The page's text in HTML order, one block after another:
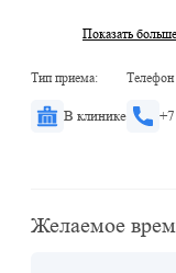
Показать больше
Тип приема:
В клинике
Телефон
Желаемое